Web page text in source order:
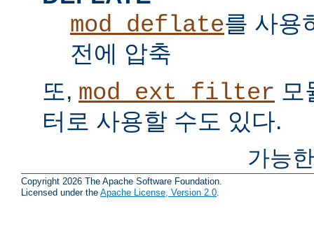
mod_deflate를 사용
전에 압축
또, mod_ext_filter 모
터로 사용할 수도 있다.
가능
Copyright 2026 The Apache Software Foundation.
Licensed under the Apache License, Version 2.0.